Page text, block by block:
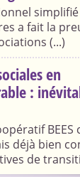
a fait la
(...)
en
:
BEES
déjà bien
de